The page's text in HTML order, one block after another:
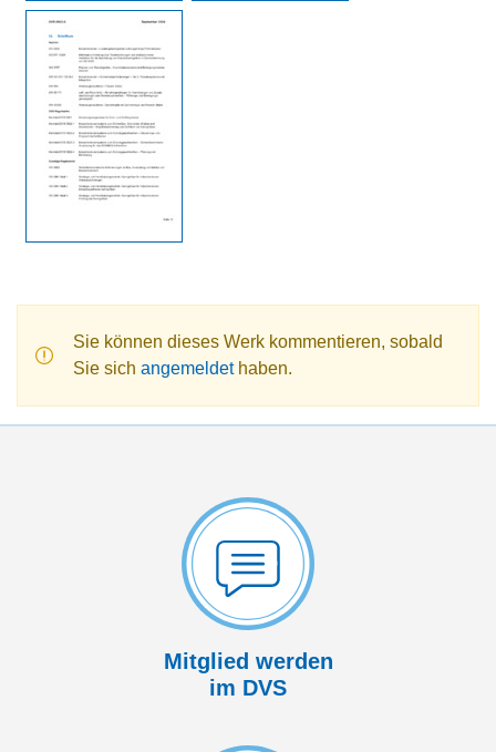
Sie können dieses Werk kommentieren, sobald
Sie sich angemeldethaben.
Mitglied werden
im DVS